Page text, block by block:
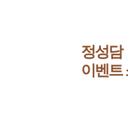
정성담
이벤트